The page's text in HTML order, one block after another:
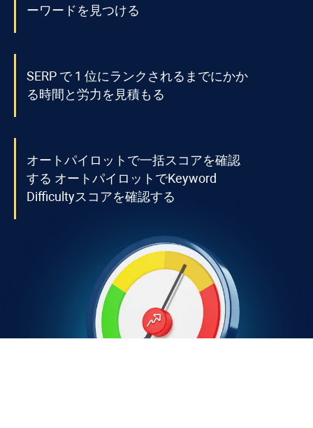
ーワードを見つける
SERP で 1 位にランクされるまでにかか
る時間と労力を見積もる
オートパイロットで一括スコアを確認
する オートパイロットでKeyword
Difficultyスコアを確認する